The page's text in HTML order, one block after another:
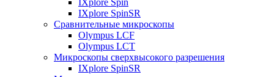
IXplore SpinSR
Сравнительные микроскопы
Olympus LCF
Olympus LCT
Микроскопы сверхвысокого разрешения
IXplore SpinSR